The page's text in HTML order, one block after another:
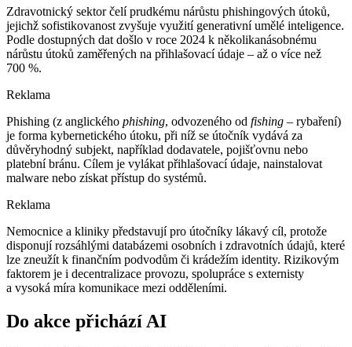
Zdravotnický sektor čelí prudkému nárůstu phishingových útoků,
jejichž sofistikovanost zvyšuje využití generativní umělé inteligence.
Podle dostupných dat došlo v roce 2024 k několikanásobnému
nárůstu útoků zaměřených na přihlašovací údaje –⁠ až o více než
700 %.
Reklama
Phishing (z anglického phishing, odvozeného od fishing –⁠ rybaření)
je forma kybernetického útoku, při níž se útočník vydává za
důvěryhodný subjekt, například dodavatele, pojišťovnu nebo
platební bránu. Cílem je vylákat přihlašovací údaje, nainstalovat
malware nebo získat přístup do systémů.
Reklama
Nemocnice a kliniky představují pro útočníky lákavý cíl, protože
disponují rozsáhlými databázemi osobních i zdravotních údajů, které
lze zneužít k finančním podvodům či krádežím identity. Rizikovým
faktorem je i decentralizace provozu, spolupráce s externisty
a vysoká míra komunikace mezi odděleními.
Do akce přichází AI